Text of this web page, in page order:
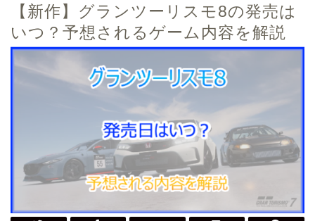
【新作】グランツーリスモ8の発売は
いつ？予想されるゲーム内容を解説